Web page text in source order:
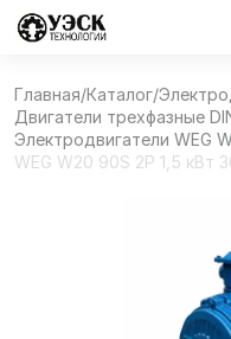
Главная/Каталог/
Двигатели трехфазные
Электродвигатели WEG
WEG W20 90S 2P 1,5 кВт